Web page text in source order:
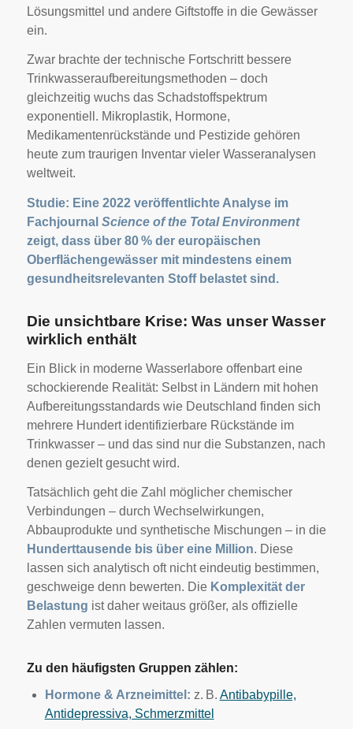
Lösungsmittel und andere Giftstoffe in die Gewässer
ein.
Zwar brachte der technische Fortschritt bessere
Trinkwasseraufbereitungsmethoden – doch
gleichzeitig wuchs das Schadstoffspektrum
exponentiell. Mikroplastik, Hormone,
Medikamentenrückstände und Pestizide gehören
heute zum traurigen Inventar vieler Wasseranalysen
weltweit.
Studie: Eine 2022 veröffentlichte Analyse im
Fachjournal Science of the Total Environment
zeigt, dass über 80 % der europäischen
Oberflächengewässer mit mindestens einem
gesundheitsrelevanten Stoff belastet sind.
Die unsichtbare Krise: Was unser Wasser
wirklich enthält
Ein Blick in moderne Wasserlabore offenbart eine
schockierende Realität: Selbst in Ländern mit hohen
Aufbereitungsstandards wie Deutschland finden sich
mehrere Hundert identifizierbare Rückstände im
Trinkwasser – und das sind nur die Substanzen, nach
denen gezielt gesucht wird.
Tatsächlich geht die Zahl möglicher chemischer
Verbindungen – durch Wechselwirkungen,
Abbauprodukte und synthetische Mischungen – in die
Hunderttausende bis über eine Million. Diese
lassen sich analytisch oft nicht eindeutig bestimmen,
geschweige denn bewerten. Die Komplexität der
Belastung ist daher weitaus größer, als offizielle
Zahlen vermuten lassen.
Zu den häufigsten Gruppen zählen:
Hormone & Arzneimittel: z. B. Antibabypille,
Antidepressiva, Schmerzmittel